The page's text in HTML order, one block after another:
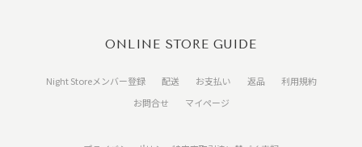
ONLINE STORE GUIDE
Night Storeメンバー登録 配送 お支払い 返品
利用規約
お問合せ
マイページ